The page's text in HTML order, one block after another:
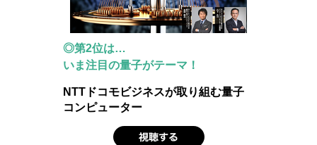
◎第2位は…
いま注目の量子がテーマ！
NTTドコモビジネスが取り組む量子
コンピューター